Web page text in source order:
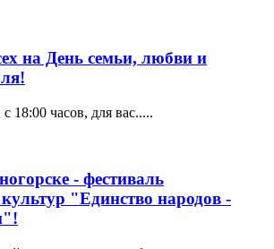
на День семьи, любви и
18:00 часов, для вас.....
- фестиваль
"Единство народов -